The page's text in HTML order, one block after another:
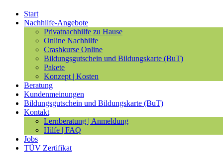
Start
Nachhilfe-Angebote
Privatnachhilfe zu Hause
Online Nachhilfe
Crashkurse Online
Bildungsgutschein und Bildungskarte (BuT)
Pakete
Konzept | Kosten
Beratung
Kundenmeinungen
Bildungsgutschein und Bildungskarte (BuT)
Kontakt
Lernberatung | Anmeldung
Hilfe | FAQ
Jobs
TÜV Zertifikat